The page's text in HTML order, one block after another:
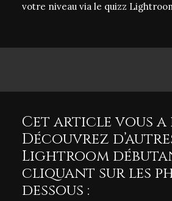
votre niveau via le quizz
Cet article vous a
Découvrez
Lightroom
cliquant sur les
dessous :